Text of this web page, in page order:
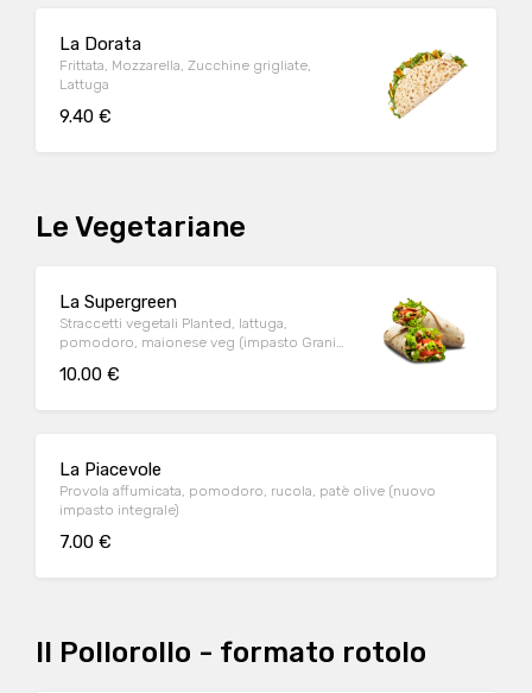
La Dorata
Frittata, Mozzarella, Zucchine grigliate,
Lattuga
9.40 €
Le Vegetariane
La Supergreen
Straccetti vegetali Planted, lattuga,
pomodoro, maionese veg (impasto Grani
10.00 €
La Piacevole
Provola affumicata, pomodoro, rucola, patè olive (nuovo
impasto integrale)
7.00 €
Il Pollorollo - formato rotolo